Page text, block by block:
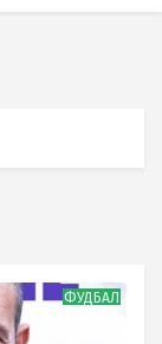
ФУДБАЛ